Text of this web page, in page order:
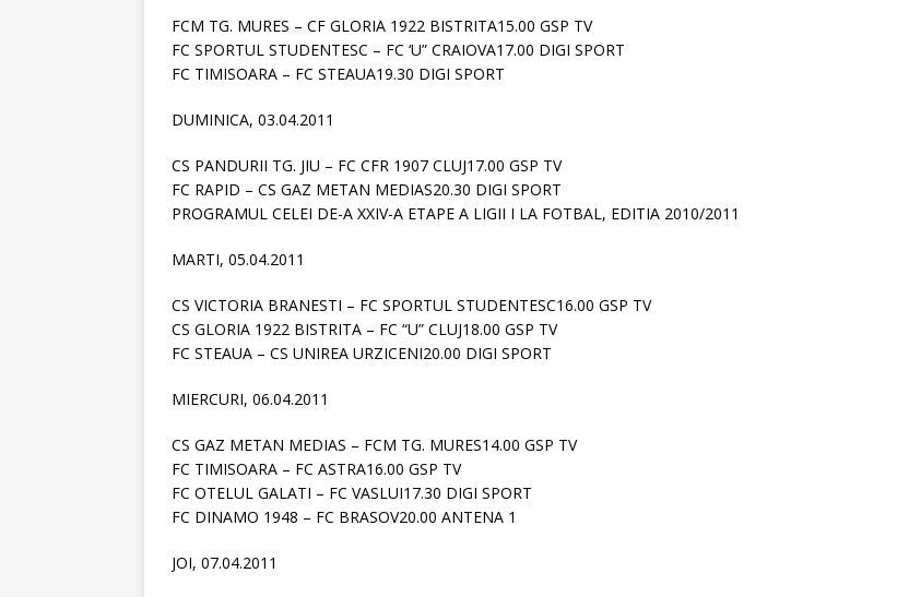
FCM TG. MURES – CF GLORIA 1922 BISTRITA15.00 GSP TV
FC SPORTUL STUDENTESC – FC ‘U” CRAIOVA17.00 DIGI SPORT
FC TIMISOARA – FC STEAUA19.30 DIGI SPORT
DUMINICA, 03.04.2011
CS PANDURII TG. JIU – FC CFR 1907 CLUJ17.00 GSP TV
FC RAPID – CS GAZ METAN MEDIAS20.30 DIGI SPORT
PROGRAMUL CELEI DE-A XXIV-A ETAPE A LIGII I LA FOTBAL, EDITIA 2010/2011
MARTI, 05.04.2011
CS VICTORIA BRANESTI – FC SPORTUL STUDENTESC16.00 GSP TV
CS GLORIA 1922 BISTRITA – FC “U” CLUJ18.00 GSP TV
FC STEAUA – CS UNIREA URZICENI20.00 DIGI SPORT
MIERCURI, 06.04.2011
CS GAZ METAN MEDIAS – FCM TG. MURES14.00 GSP TV
FC TIMISOARA – FC ASTRA16.00 GSP TV
FC OTELUL GALATI – FC VASLUI17.30 DIGI SPORT
FC DINAMO 1948 – FC BRASOV20.00 ANTENA 1
JOI, 07.04.2011